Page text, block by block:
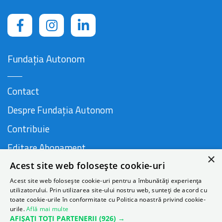
Fundația Autonom
Contact
Despre Fundația Autonom
Contribuie
Editare Abonament
Cauză susținută de
×
Acest site web folosește cookie-uri
Acest site web folosește cookie-uri pentru a îmbunătăți experiența
utilizatorului. Prin utilizarea site-ului nostru web, sunteți de acord cu
toate cookie-urile în conformitate cu Politica noastră privind cookie-
urile.Află mai multe
AFIȘAȚI TOȚI PARTENERII (926) →